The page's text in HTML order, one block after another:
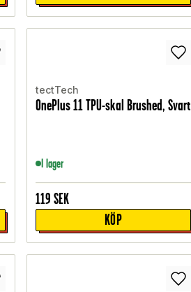
tectTech
OnePlus 11 TPU-skal Brushed, Svart
I lager
119 SEK
KÖP